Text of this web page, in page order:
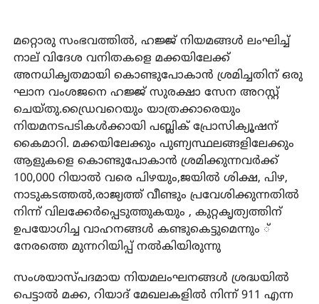
മറ്റൊരു സംഭവത്തില്‍, ഹജ്ജ് നിയമങ്ങള്‍ ലംഘിച്ച്
നാല് വിദേശ വനിതകളെ മക്കയിലേക്ക്
അനധികൃതമായി കൊണ്ടുപോകാന്‍ ശ്രമിച്ചതിന് ഒരു
ഘാന വംശജനെ ഹജ്ജ് സുരക്ഷാ സേന അറസ്റ്റ്
ചെയ്തു.ഡ്രൈവറെയും യാത്രക്കാരെയും
നിയമനടപടികള്‍ക്കായി പബ്ലിക് പ്രോസിക്യൂഷന്
കൈമാറി. മക്കയിലേക്കും പുണ്യസ്ഥലങ്ങളിലേക്കും
ആളുകളെ കൊണ്ടുപോകാന്‍ ശ്രമിക്കുന്നവര്‍ക്ക്
100,000 റിയാല്‍ വരെ പിഴയും,ജയില്‍ ശിക്ഷ, പിഴ,
നാടുകടത്തല്‍,രാജ്യത്ത് വീണ്ടും പ്രവേശിക്കുന്നതില്‍
നിന്ന് വിലക്കേര്‍പ്പെടുത്തുകയും , കുറ്റകൃത്യത്തിന്
ഉപയോഗിച്ച വാഹനങ്ങള്‍ കണ്ടുകെട്ടുമെന്നും ്
നേരത്തെ മുന്നറിയിപ്പ് നല്‍കിയിരുന്നു
സംശയാസ്പദമായ നിയമലംഘനങ്ങള്‍ ശ്രദ്ധയില്‍
പെട്ടാല്‍ മക്ക, റിയാദ് മേഖലകളില്‍ നിന്ന് 911 എന്ന